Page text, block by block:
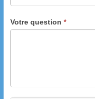
Votre question *